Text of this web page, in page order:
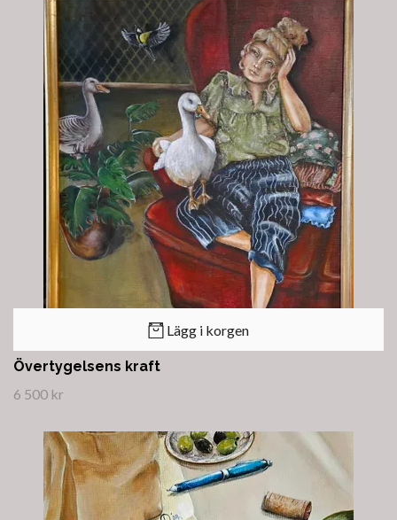
Lägg i korgen
Övertygelsens kraft
6 500 kr